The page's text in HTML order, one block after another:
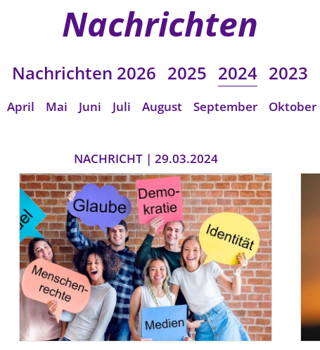
Nachrichten
Nachrichten 2026 2025 2024 2023
April Mai Juni Juli August September Oktober
NACHRICHT | 29.03.2024